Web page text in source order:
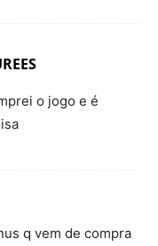
o jogo e é
q vem de compra